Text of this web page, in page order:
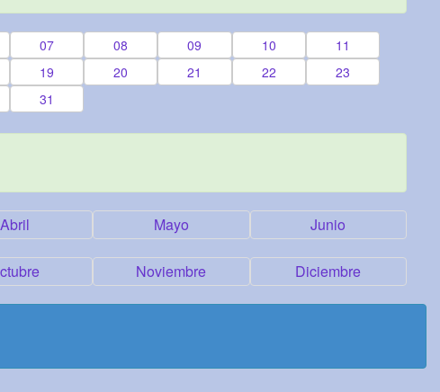
07 08 09 10
11
19 20 21 22
23
31
Abril Mayo Junio
Noviembre Diciembre